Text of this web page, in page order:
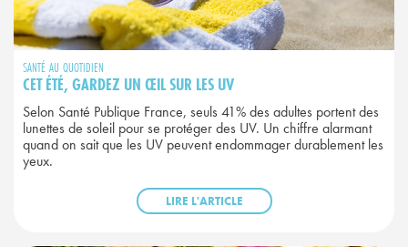
SANTÉ AU QUOTIDIEN
CET ÉTÉ, GARDEZ UN ŒIL SUR LES UV
Selon Santé Publique France, seuls 41% des adultes portent des
lunettes de soleil pour se protéger des UV. Un chiffre alarmant
quand on sait que les UV peuvent endommager durablement les
yeux.
LIRE L'ARTICLE